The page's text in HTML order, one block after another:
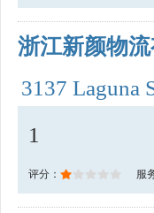
浙江新颜物流
3137 Laguna
1
评分： 服